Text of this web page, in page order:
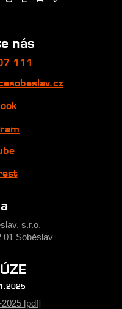
nás
111
s.r.o.
01 Soběslav
[pdf]